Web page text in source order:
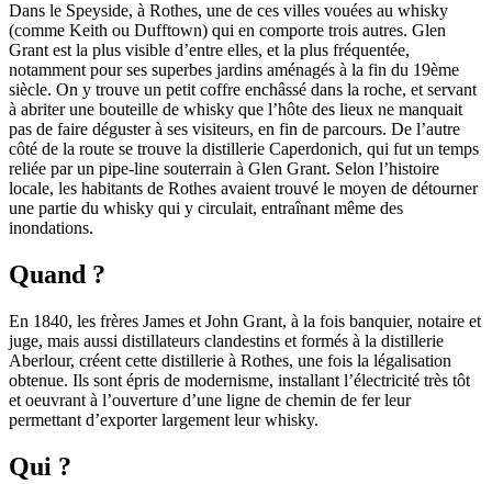
Dans le Speyside, à Rothes, une de ces villes vouées au whisky
(comme Keith ou Dufftown) qui en comporte trois autres. Glen
Grant est la plus visible d’entre elles, et la plus fréquentée,
notamment pour ses superbes jardins aménagés à la fin du 19ème
siècle. On y trouve un petit coffre enchâssé dans la roche, et servant
à abriter une bouteille de whisky que l’hôte des lieux ne manquait
pas de faire déguster à ses visiteurs, en fin de parcours. De l’autre
côté de la route se trouve la distillerie Caperdonich, qui fut un temps
reliée par un pipe-line souterrain à Glen Grant. Selon l’histoire
locale, les habitants de Rothes avaient trouvé le moyen de détourner
une partie du whisky qui y circulait, entraînant même des
inondations.
Quand ?
En 1840, les frères James et John Grant, à la fois banquier, notaire et
juge, mais aussi distillateurs clandestins et formés à la distillerie
Aberlour, créent cette distillerie à Rothes, une fois la légalisation
obtenue. Ils sont épris de modernisme, installant l’électricité très tôt
et oeuvrant à l’ouverture d’une ligne de chemin de fer leur
permettant d’exporter largement leur whisky.
Qui ?